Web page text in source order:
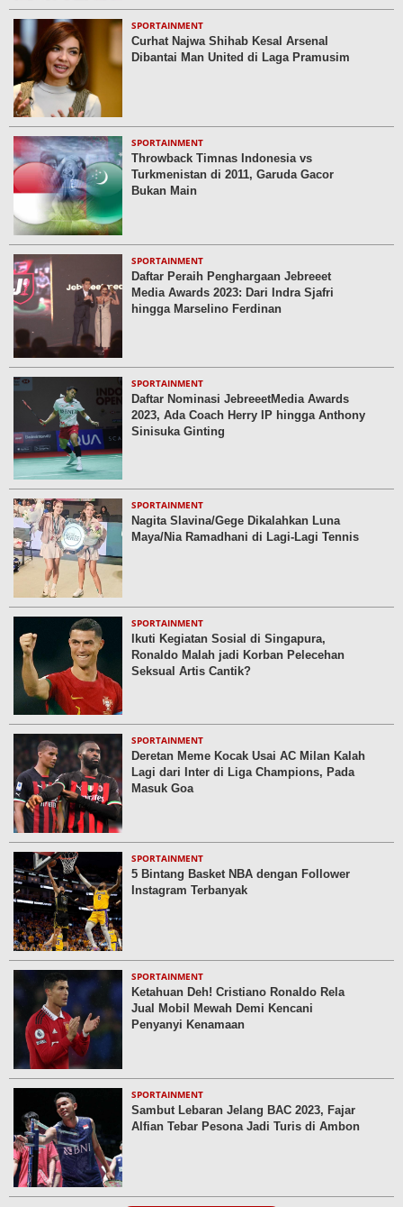
SPORTAINMENT
Curhat Najwa Shihab Kesal Arsenal
Dibantai Man United di Laga Pramusim
SPORTAINMENT
Throwback Timnas Indonesia vs
Turkmenistan di 2011, Garuda Gacor
Bukan Main
SPORTAINMENT
Daftar Peraih Penghargaan Jebreeet
Media Awards 2023: Dari Indra Sjafri
hingga Marselino Ferdinan
SPORTAINMENT
Daftar Nominasi JebreeetMedia Awards
2023, Ada Coach Herry IP hingga Anthony
Sinisuka Ginting
SPORTAINMENT
Nagita Slavina/Gege Dikalahkan Luna
Maya/Nia Ramadhani di Lagi-Lagi Tennis
SPORTAINMENT
Ikuti Kegiatan Sosial di Singapura,
Ronaldo Malah jadi Korban Pelecehan
Seksual Artis Cantik?
SPORTAINMENT
Deretan Meme Kocak Usai AC Milan Kalah
Lagi dari Inter di Liga Champions, Pada
Masuk Goa
SPORTAINMENT
5 Bintang Basket NBA dengan Follower
Instagram Terbanyak
SPORTAINMENT
Ketahuan Deh! Cristiano Ronaldo Rela
Jual Mobil Mewah Demi Kencani
Penyanyi Kenamaan
SPORTAINMENT
Sambut Lebaran Jelang BAC 2023, Fajar
Alfian Tebar Pesona Jadi Turis di Ambon